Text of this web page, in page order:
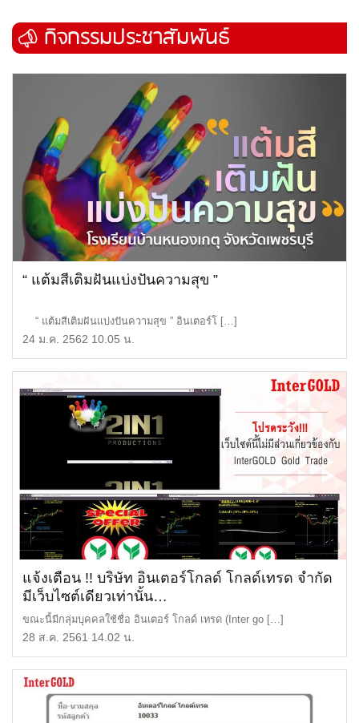
กิจกรรมประชาสัมพันธ์
“ แต้มสีเติมฝันแบ่งปันความสุข ”
“ แต้มสีเติมฝันแบ่งปันความสุข ” อินเตอร์โ […]
24 ม.ค. 2562 10.05 น.
แจ้งเตือน !! บริษัท อินเตอร์โกลด์ โกลด์เทรด จำกัด
มีเว็บไซต์เดียวเท่านั้น…
ขณะนี้มีกลุ่มบุคคลใช้ชื่อ อินเตอร์ โกลด์ เทรด (Inter go […]
28 ส.ค. 2561 14.02 น.